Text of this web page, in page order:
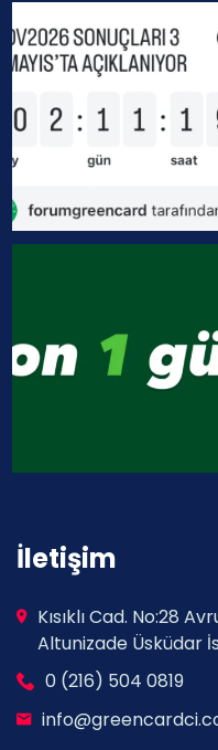
İletişim
Kısıklı Cad. No:28
Altunizade Üsküdar
0 (216) 504 0819